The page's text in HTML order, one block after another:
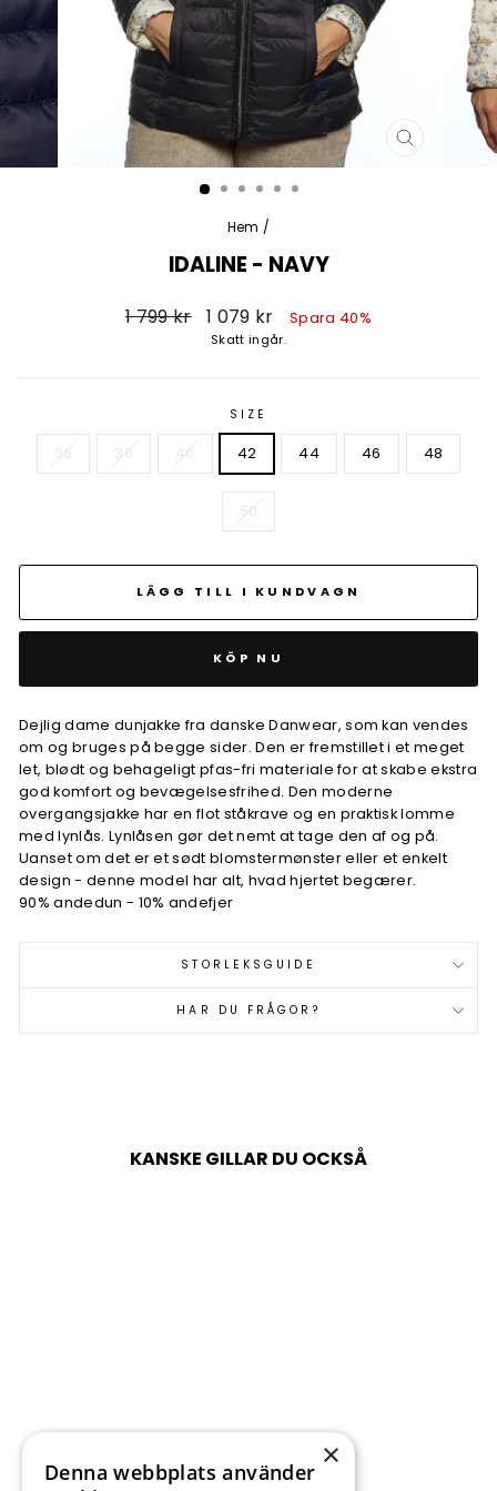
STÄNG
Hem /
IDALINE - NAVY
Vanligt
1 799 kr Försäljningspris
1 079 kr Spara 40%
Skatt ingår.
SIZE
36 38 40 42 44 46 48
50
LÄGG TILL I KUNDVAGN
KÖP NU
Dejlig dame dunjakke fra danske Danwear, som kan vendes
om og bruges på begge sider. Den er fremstillet i et meget
let, blødt og behageligt pfas-fri materiale for at skabe ekstra
god komfort og bevægelsesfrihed. Den moderne
overgangsjakke har en flot ståkrave og en praktisk lomme
med lynlås. Lynlåsen gør det nemt at tage den af og på.
Uanset om det er et sødt blomstermønster eller et enkelt
design - denne model har alt, hvad hjertet begærer.
90% andedun - 10% andefjer
STORLEKSGUIDE
HAR DU FRÅGOR?
KANSKE GILLAR DU OCKSÅ
IDALINE - NAVY
×
Denna webbplats använder